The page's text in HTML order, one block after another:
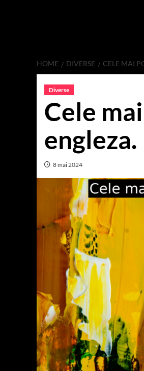
HOME DIVERSE CELE MAI
Diverse
Cele
engleza.
8 mai 2024